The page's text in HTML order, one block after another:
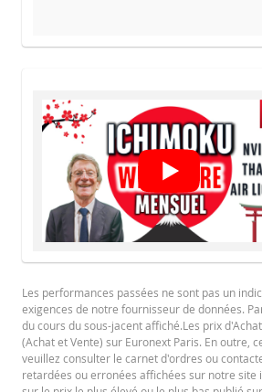
PROSPECTUS DE BASE
Français (France)
FINAL TERMS
Français (France)
CONDITIONS DÉFINITIVES RÉSUMÉ
Français (France)
Les performances passées ne sont pas un
exigences de notre fournisseur de données.
du cours du sous-jacent affiché.Les prix
(Achat et Vente) sur Euronext Paris. En outre,
veuillez consulter le carnet d'ordres ou
retardées ou erronées affichées sur notre site